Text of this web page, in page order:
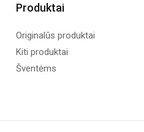
Produktai
Originalūs produktai
Kiti produktai
Šventėms